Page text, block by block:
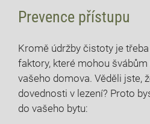
Prevence přístupu
Kromě údržby čistoty je
faktory,‍ které mohou
vašeho domova. Věděli jste,
dovednosti v lezení? Proto
do vašeho bytu: